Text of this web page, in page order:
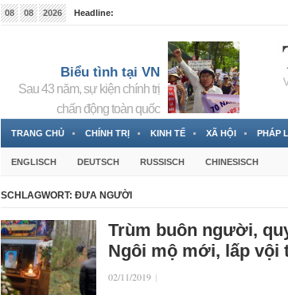
08 08 2026
Headline:
Biểu tình tại VN
Sau 43 năm, sự kiện chính trị
chấn động toàn quốc
TRANG CHỦ CHÍNH TRỊ KINH TẾ XÃ HỘI PHÁP
ENGLISCH DEUTSCH RUSSISCH CHINESISCH
SCHLAGWORT: ĐƯA NGƯỜI
Trùm buôn người,
Ngôi mộ mới, lấp vội
02/11/2019 |